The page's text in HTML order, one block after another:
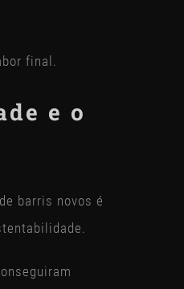
final.
e o
barris novos é